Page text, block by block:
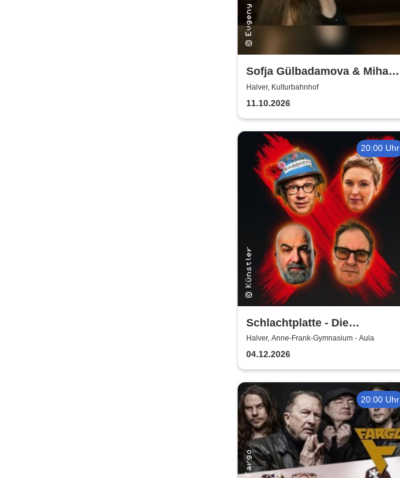
Sofja Gülbadamova & Mihaela
Goldfeld - Lieder ohne Worte
Halver, Kulturbahnhof
11.10.2026
20:00 Uhr
Schlachtplatte - Die
Jahresabrechnung 2026
Halver, Anne-Frank-Gymnasium - Aula
04.12.2026
20:00 Uhr